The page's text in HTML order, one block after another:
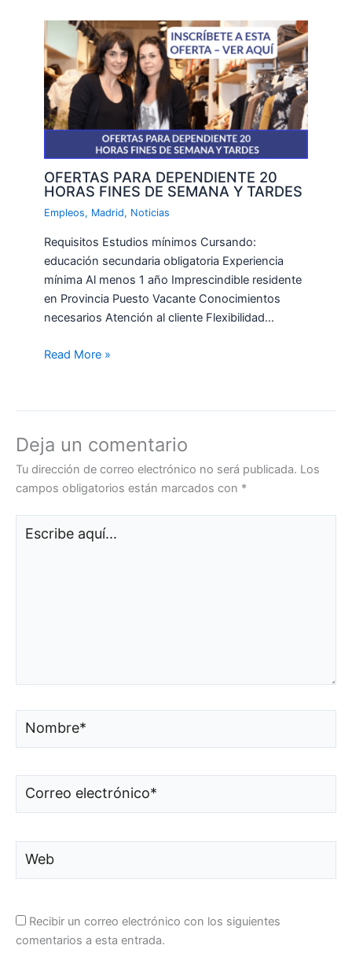
OFERTAS PARA DEPENDIENTE 20
HORAS FINES DE SEMANA Y TARDES
Empleos, Madrid, Noticias
Requisitos Estudios mínimos Cursando:
educación secundaria obligatoria Experiencia
mínima Al menos 1 año Imprescindible residente
en Provincia Puesto Vacante Conocimientos
necesarios Atención al cliente Flexibilidad…
Read More »
Deja un comentario
Tu dirección de correo electrónico no será publicada. Los
campos obligatorios están marcados con *
aquí...
Correo
electrónico*
Recibir un correo electrónico con los siguientes
comentarios a esta entrada.